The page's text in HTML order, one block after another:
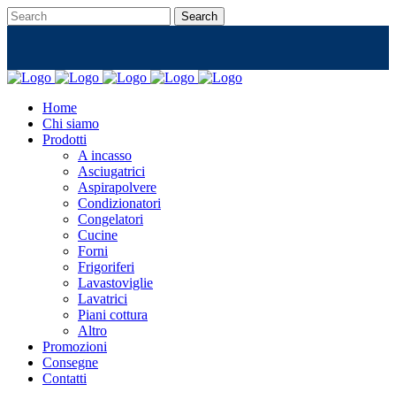
Home
Chi siamo
Prodotti
A incasso
Asciugatrici
Aspirapolvere
Condizionatori
Congelatori
Cucine
Forni
Frigoriferi
Lavastoviglie
Lavatrici
Piani cottura
Altro
Promozioni
Consegne
Contatti